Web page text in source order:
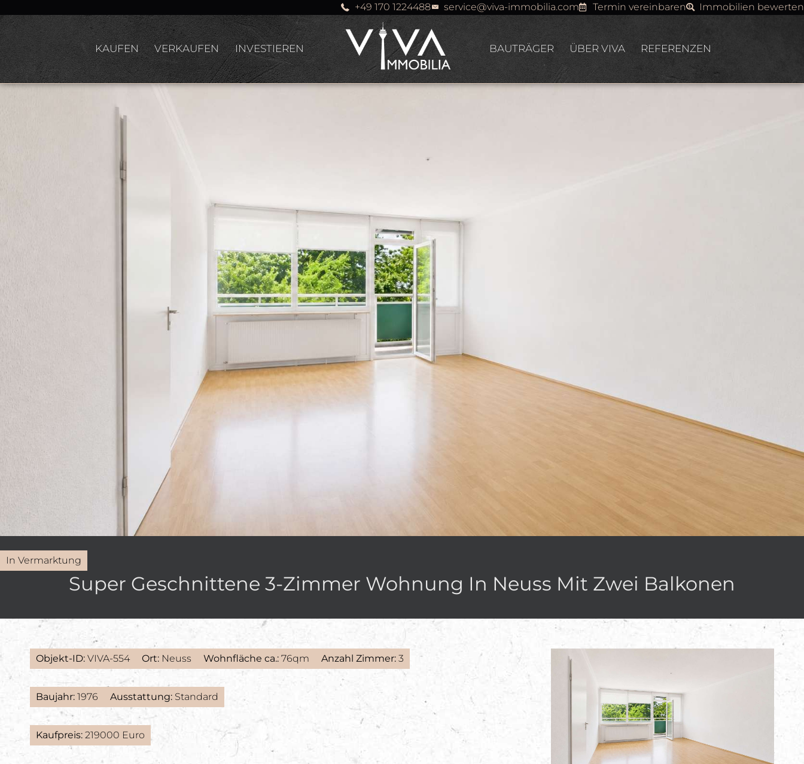
+49 170 1224488 service@viva-immobilia.com Termin vereinbaren Immobilien bewerten
KAUFEN VERKAUFEN INVESTIEREN BAUTRÄGER ÜBER VIVA REFERENZEN
In Vermarktung
Super Geschnittene 3-Zimmer Wohnung In Neuss Mit Zwei Balkonen
Objekt-ID: VIVA-554 Ort: Neuss Wohnfläche ca.: 76qm Anzahl Zimmer: 3
Baujahr: 1976 Ausstattung: Standard
Kaufpreis: 219000 Euro